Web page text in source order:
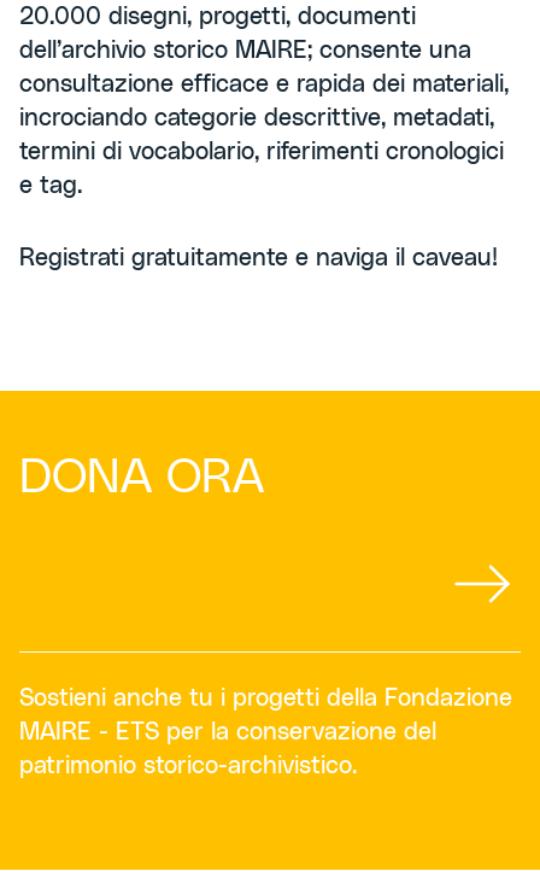
20.000 disegni, progetti, documenti
dell’archivio storico MAIRE; consente una
consultazione efficace e rapida dei materiali,
incrociando categorie descrittive, metadati,
termini di vocabolario, riferimenti cronologici
e tag.
Registrati gratuitamente e naviga il caveau!
DONA ORA
Sostieni anche tu i progetti della Fondazione
MAIRE - ETS per la conservazione del
patrimonio storico-archivistico.